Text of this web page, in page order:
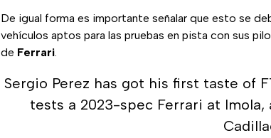
De igual forma es importante señalar que esto se
vehículos aptos para las pruebas en pista con sus
de Ferrari.
Sergio Perez has got his first taste of
tests a 2023-spec Ferrari at